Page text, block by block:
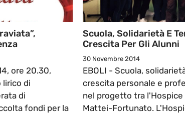
ore 20.30,
lirico di
di
fondi per la
Scuola, Solidarietà E
Crescita Per Gli Alunni
30 Novembre 2014
EBOLI - Scuola,
crescita personale e
nel progetto tra
Mattei-Fortunato.